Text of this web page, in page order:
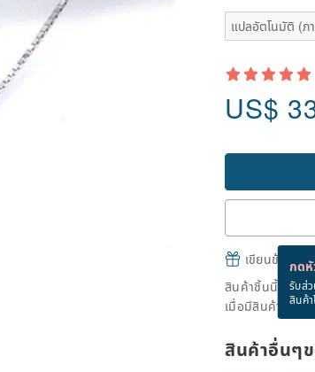
แปลอัตโนมัติ (ภ
US$
กดหั
รับส่
สินค้า
เขียนข้อควา
สินค้าชิ้นนี้ขายห
เมื่อมีสินค้าพร้อ
สินค้าอื่นๆ